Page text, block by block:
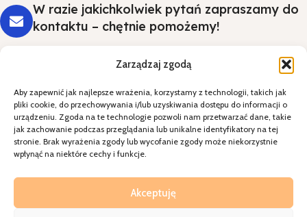
Zarządzaj zgodą
Aby zapewnić jak najlepsze wrażenia, korzystamy z technologii, takich jak
pliki cookie, do przechowywania i/lub uzyskiwania dostępu do informacji o
urządzeniu. Zgoda na te technologie pozwoli nam przetwarzać dane, takie
jak zachowanie podczas przeglądania lub unikalne identyfikatory na tej
stronie. Brak wyrażenia zgody lub wycofanie zgody może niekorzystnie
wpłynąć na niektóre cechy i funkcje.
Akceptuję
W razie jakichkolwiek pytań zapraszamy do
kontaktu – chętnie pomożemy!
Styl i wygoda na Twoim stole - wybierz
jakość, która robi wrażenie.
Kategorie